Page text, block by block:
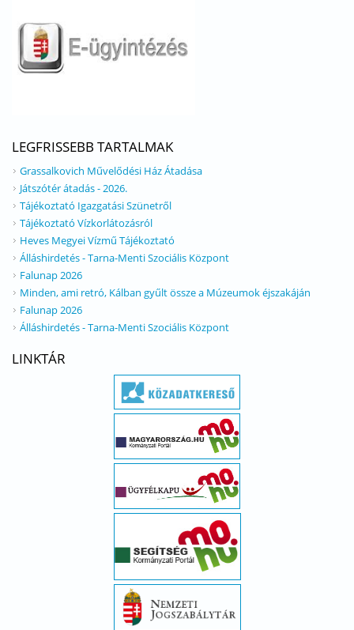
LEGFRISSEBB TARTALMAK
Grassalkovich Művelődési Ház Átadása
Játszótér átadás - 2026.
Tájékoztató Igazgatási Szünetről
Tájékoztató Vízkorlátozásról
Heves Megyei Vízmű Tájékoztató
Álláshirdetés - Tarna-Menti Szociális Központ
Falunap 2026
Minden, ami retró, Kálban gyűlt össze a Múzeumok éjszakáján
Falunap 2026
Álláshirdetés - Tarna-Menti Szociális Központ
LINKTÁR